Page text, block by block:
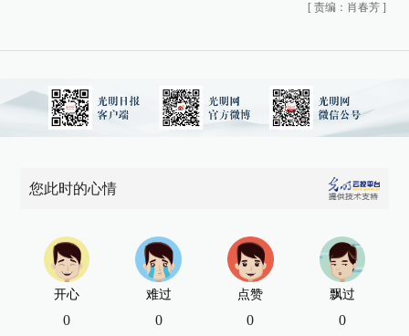
[ 责编：肖春芳 ]
您此时的心情
开心
0
难过
0
点赞
0
飘过
0